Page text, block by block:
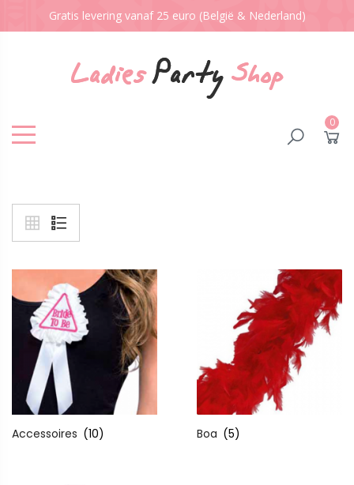
Gratis levering vanaf 25 euro (België & Nederland)
0
Accessoires (10) Boa (5)